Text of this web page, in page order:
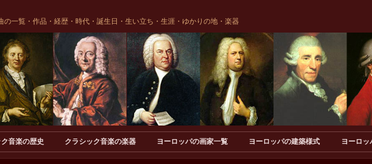
の一覧・作品・経歴・時代・誕生日・生い立ち・生涯・ゆかりの地・楽器
音楽の歴史 クラシック音楽の楽器 ヨーロッパの画家一覧 ヨーロッパの建築様式 ヨーロッ